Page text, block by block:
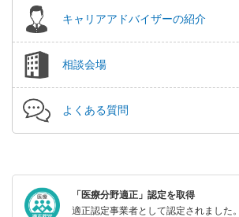
キャリアアドバイザーの紹介
相談会場
よくある質問
「医療分野適正」認定を取得
適正認定事業者として認定されました。